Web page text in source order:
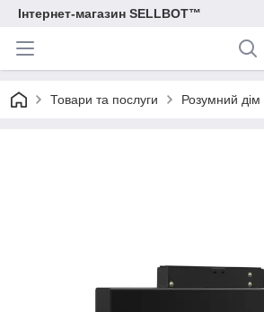
Інтернет-магазин SELLBOT™
Товари та послуги Розумний дім